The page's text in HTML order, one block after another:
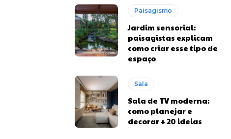
Paisagismo
Jardim sensorial:
paisagistas explicam
como criar esse tipo de
espaço
Sala
Sala de TV moderna:
como planejar e
decorar + 20 ideias